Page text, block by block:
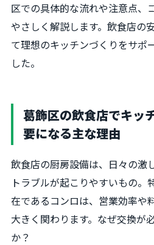
区での具体的な流れや注意点、
やさしく解説します。飲食店の
て理想のキッチンづくりをサポ
した。
葛飾区の飲食店でキッ
要になる主な理由
飲食店の厨房設備は、日々の激
トラブルが起こりやすいもの。
在であるコンロは、営業効率や
大きく関わります。なぜ交換が
か？